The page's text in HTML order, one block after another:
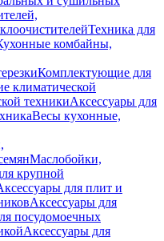
Техника для
комбайны,
Комплектующие для
климатической
техникиАксессуары для
Весы кухонные,
Маслобойки,
крупной
для плит и
Аксессуары для
посудомоечных
Аксессуары для